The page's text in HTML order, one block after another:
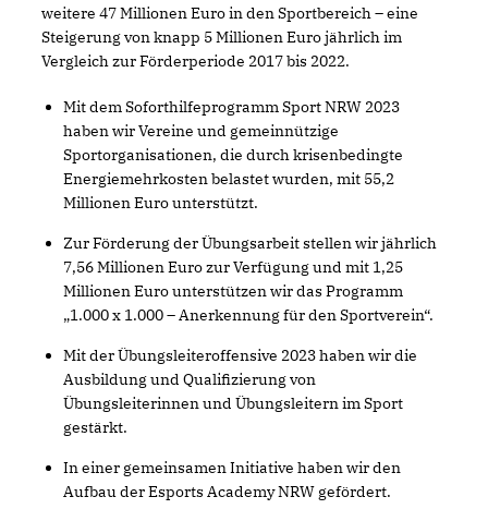
weitere 47 Millionen Euro in den Sportbereich – eine
Steigerung von knapp 5 Millionen Euro jährlich im
Vergleich zur Förderperiode 2017 bis 2022.
Mit dem Soforthilfeprogramm Sport NRW 2023
haben wir Vereine und gemeinnützige
Sportorganisationen, die durch krisenbedingte
Energiemehrkosten belastet wurden, mit 55,2
Millionen Euro unterstützt.
Zur Förderung der Übungsarbeit stellen wir jährlich
7,56 Millionen Euro zur Verfügung und mit 1,25
Millionen Euro unterstützen wir das Programm
1.000 x 1.000 – Anerkennung für den Sportverein“.
Mit der Übungsleiteroffensive 2023 haben wir die
Ausbildung und Qualifizierung von
Übungsleiterinnen und Übungsleitern im Sport
gestärkt.
In einer gemeinsamen Initiative haben wir den
Aufbau der Esports Academy NRW gefördert.